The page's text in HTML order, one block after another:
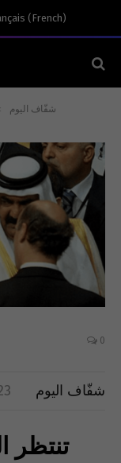
(French)
شفّاف اليوم
0
شفّاف اليوم
تنتظر